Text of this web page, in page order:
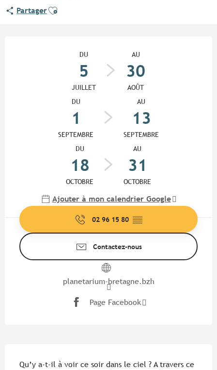
PartagerAjouter aux favoris
DU
5
JUILLET
AU
30
AOÛT
DU
1
SEPTEMBRE
AU
13
SEPTEMBRE
DU
18
OCTOBRE
AU
31
OCTOBRE
Ajouter à mon calendrier Google
02 96 15 80 ▒▒
Contactez-nous
planetarium-bretagne.bzh
Page Facebook
Qu’y a-t-il à voir ce soir dans le ciel ? A travers ce